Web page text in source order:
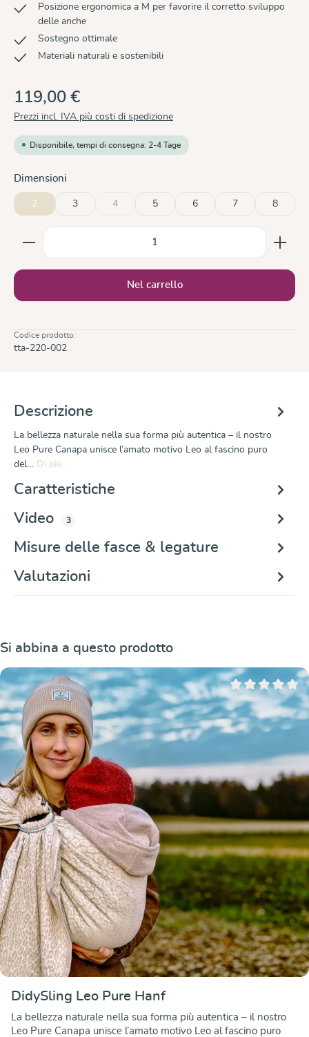
Posizione ergonomica a M per favorire il corretto sviluppo
delle anche
Sostegno ottimale
Materiali naturali e sostenibili
119,00 €
Prezzi incl. IVA più costi di spedizione
Disponibile, tempi di consegna: 2-4 Tage
Seleziona
Dimensioni
2 3 4 5 6 7 8
Quantità del prodotto: inserisci la quantità
Nel carrello
Codice prodotto:
tta-220-002
Descrizione
La bellezza naturale nella sua forma più autentica – il nostro
Leo Pure Canapa unisce l’amato motivo Leo al fascino puro
del… Di più
Caratteristiche
Video
3
Misure delle fasce & legature
Valutazioni
Salta la galleria dei prodotti
Si abbina a questo prodotto
Valutazione
DidySling Leo Pure Hanf
La bellezza naturale nella sua forma più autentica – il nostro
Leo Pure Canapa unisce l’amato motivo Leo al fascino puro